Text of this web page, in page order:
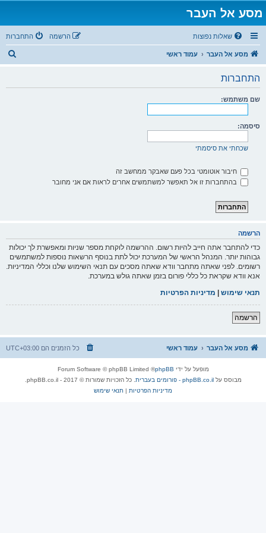
מסע אל העבר
שאלות נפוצות התחברות הרשמה
מסע אל העבר עמוד ראשי
התחברות
שם משתמש:
סיסמה:
שכחתי את סיסמתי
חיבור אוטומטי בכל פעם שאבקר ממחשב זה
בהתחברות זו אל תאפשר למשתמשים אחרים לראות אם אני מחובר
הרשמה
כדי להתחבר אתה חייב להיות רשום. ההרשמה לוקחת מספר שניות ומאפשרת לך יכולות
גבוהות יותר. המנהל הראשי של המערכת יכול לתת בנוסף הרשאות נוספות למשתמשים
רשומים. לפני שאתה מתחבר וודא שאתה מסכים עם תנאי השימוש שלנו וכללי המדיניות.
אנא וודא שקראת כל כללי פורום בזמן שאתה גולש במערכת.
תנאי שימוש | מדיניות הפרטיות
הרשמה
מסע אל העבר עמוד ראשי כל הזמנים הם UTC+03:00
מופעל על ידי phpBB
® Forum Software © phpBB Limited
מבוסס עלphpBB.co.il - פורומים בעברית
. כל הזכויות שמורות © 2017 - phpBB.co.il.
מדיניות הפרטיות | תנאי שימוש